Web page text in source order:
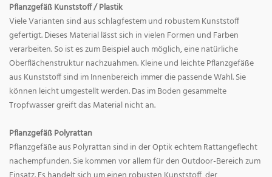
Pflanzgefäß Kunststoff / Plastik
Viele Varianten sind aus schlagfestem und robustem Kunststoff
gefertigt. Dieses Material lässt sich in vielen Formen und Farben
verarbeiten. So ist es zum Beispiel auch möglich, eine natürliche
Oberflächenstruktur nachzuahmen. Kleine und leichte Pflanzgefäße
aus Kunststoff sind im Innenbereich immer die passende Wahl. Sie
können leicht umgestellt werden. Das im Boden gesammelte
Tropfwasser greift das Material nicht an.
Pflanzgefäß Polyrattan
Pflanzgefäße aus Polyrattan sind in der Optik echtem Rattangeflecht
nachempfunden. Sie kommen vor allem für den Outdoor-Bereich zum